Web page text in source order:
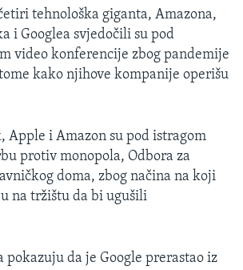
tehnološka giganta, Amazona,
i Googlea svjedočili su pod
video konferencije zbog pandemije
kako njihove kompanije operišu
Apple i Amazon su pod istragom
protiv monopola, Odbora za
doma, zbog načina na koji
na tržištu da bi ugušili
pokazuju da je Google prerastao iz